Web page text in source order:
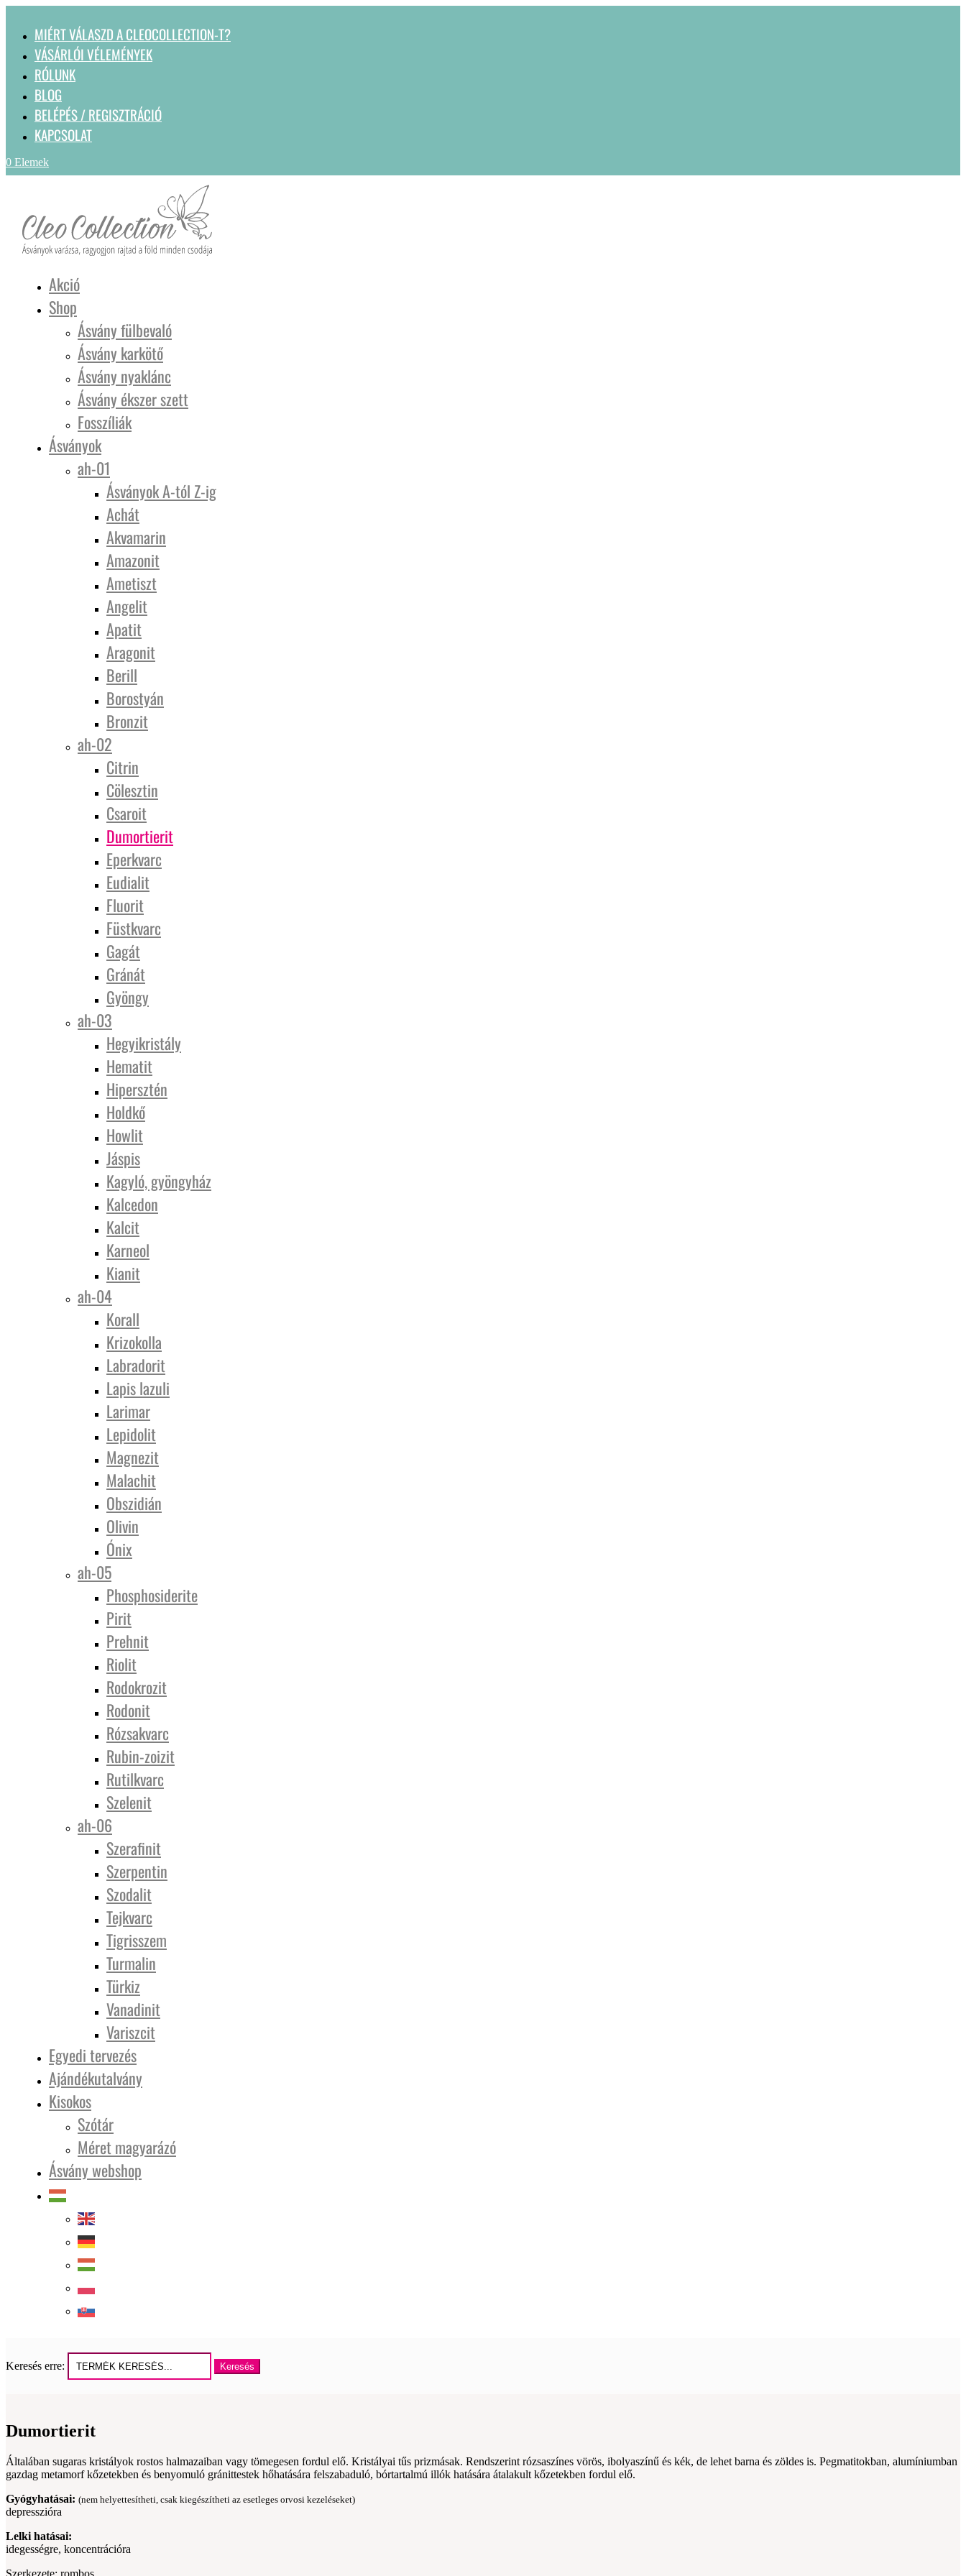
MIÉRT VÁLASZD A CLEOCOLLECTION-T?
VÁSÁRLÓI VÉLEMÉNYEK
RÓLUNK
BLOG
BELÉPÉS / REGISZTRÁCIÓ
KAPCSOLAT
0 Elemek
Akció
Shop
Ásvány fülbevaló
Ásvány karkötő
Ásvány nyaklánc
Ásvány ékszer szett
Fosszíliák
Ásványok
ah-01
Ásványok A-tól Z-ig
Achát
Akvamarin
Amazonit
Ametiszt
Angelit
Apatit
Aragonit
Berill
Borostyán
Bronzit
ah-02
Citrin
Cölesztin
Csaroit
Dumortierit
Eperkvarc
Eudialit
Fluorit
Füstkvarc
Gagát
Gránát
Gyöngy
ah-03
Hegyikristály
Hematit
Hipersztén
Holdkő
Howlit
Jáspis
Kagyló, gyöngyház
Kalcedon
Kalcit
Karneol
Kianit
ah-04
Korall
Krizokolla
Labradorit
Lapis lazuli
Larimar
Lepidolit
Magnezit
Malachit
Obszidián
Olivin
Ónix
ah-05
Phosphosiderite
Pirit
Prehnit
Riolit
Rodokrozit
Rodonit
Rózsakvarc
Rubin-zoizit
Rutilkvarc
Szelenit
ah-06
Szerafinit
Szerpentin
Szodalit
Tejkvarc
Tigrisszem
Turmalin
Türkiz
Vanadinit
Variszcit
Egyedi tervezés
Ajándékutalvány
Kisokos
Szótár
Méret magyarázó
Ásvány webshop
Keresés erre:
Dumortierit
Általában sugaras kristályok rostos halmazaiban vagy tömegesen fordul elő. Kristályai tűs prizmásak. Rendszerint rózsaszínes vörös, ibolyaszínű és kék, de lehet barna és zöldes is. Pegmatitokban, alumíniumban
gazdag metamorf kőzetekben és benyomuló gránittestek hőhatására felszabaduló, bórtartalmú illók hatására átalakult kőzetekben fordul elő.
Gyógyhatásai: (nem helyettesítheti, csak kiegészítheti az esetleges orvosi kezeléseket)
depresszióra
Lelki hatásai:
idegességre, koncentrációra
Szerkezete: rombos